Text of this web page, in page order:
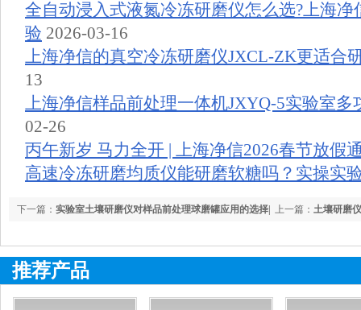
全自动浸入式液氮冷冻研磨仪怎么选?上海
验 2026-03-16
上海净信的真空冷冻研磨仪JXCL-ZK更适合
13
上海净信样品前处理一体机JXYQ-5实验室
02-26
丙午新岁 马力全开 | 上海净信2026春节放假
高速冷冻研磨均质仪能研磨软糖吗？实操实
上一篇： 土壤研磨
下一篇： 实验室土壤研磨仪对样品前处理球磨罐应用的选择|
推荐产品